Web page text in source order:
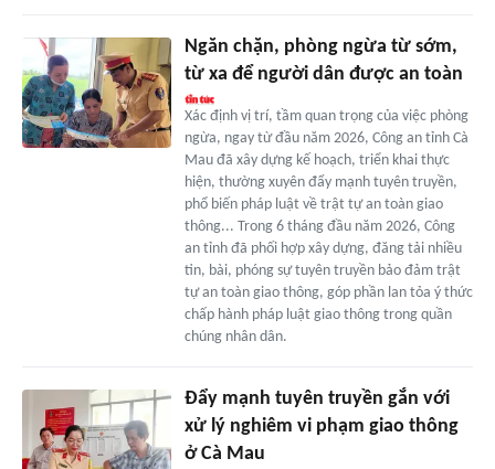
Ngăn chặn, phòng ngừa từ sớm,
từ xa để người dân được an toàn
Xác định vị trí, tầm quan trọng của việc phòng
ngừa, ngay từ đầu năm 2026, Công an tỉnh Cà
Mau đã xây dựng kế hoạch, triển khai thực
hiện, thường xuyên đẩy mạnh tuyên truyền,
phổ biến pháp luật về trật tự an toàn giao
thông... Trong 6 tháng đầu năm 2026, Công
an tỉnh đã phối hợp xây dựng, đăng tải nhiều
tin, bài, phóng sự tuyên truyền bảo đảm trật
tự an toàn giao thông, góp phần lan tỏa ý thức
chấp hành pháp luật giao thông trong quần
chúng nhân dân.
Đẩy mạnh tuyên truyền gắn với
xử lý nghiêm vi phạm giao thông
ở Cà Mau